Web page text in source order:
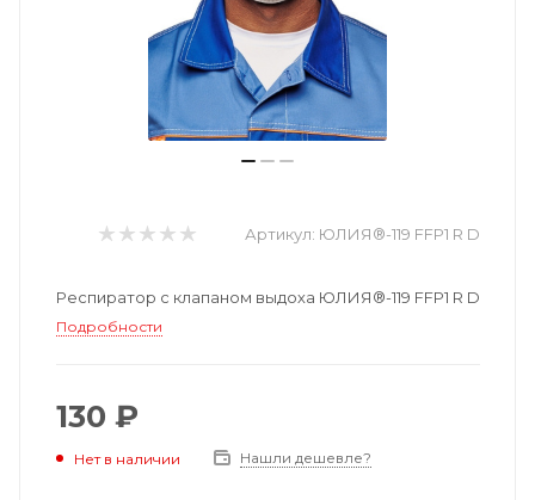
Артикул: ЮЛИЯ®-119 FFP1 R D
Респиратор с клапаном выдоха ЮЛИЯ®-119 FFP1 R D
Подробности
130 ₽
Нет в наличии Нашли дешевле?